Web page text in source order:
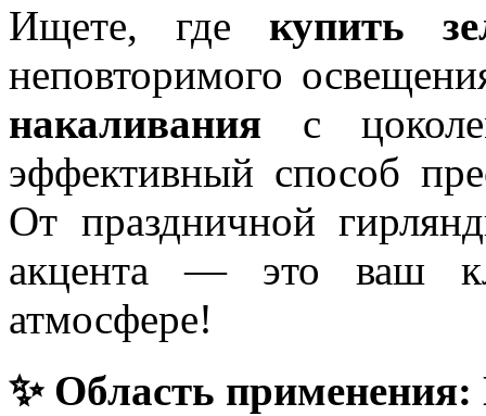
Ищете, где купить
неповторимого
накаливания с
эффективный способ
От праздничной
акцента — это ваш
атмосфере!
✨ Область применения: